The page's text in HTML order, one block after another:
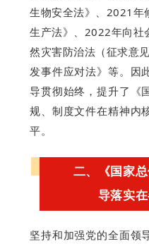
生物安全法》、2021年
生产法》、2022年向社
然灾害防治法（征求意
发事件应对法》等。因
导贯彻始终，提升了《
规、制度文件在精神内
平。
二、《国家
导落实
坚持和加强党的全面领